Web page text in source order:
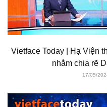
Vietface Today | Hạ Viện
nhằm chia rẽ
17/05/